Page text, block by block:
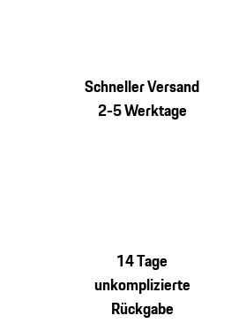
Schneller Versand
2-5 Werktage
14 Tage
unkomplizierte
Rückgabe